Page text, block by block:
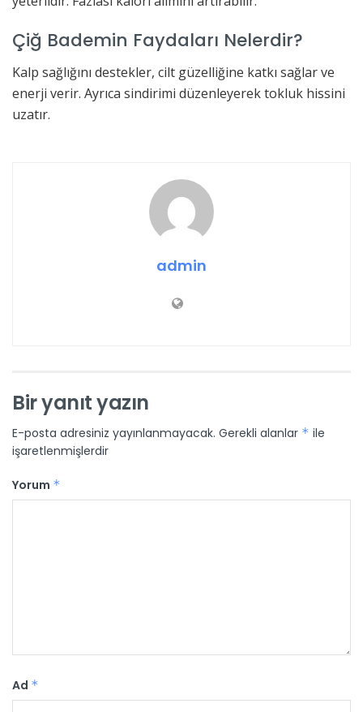
Çiğ Bademin Faydaları Nelerdir?
Kalp sağlığını destekler, cilt güzelliğine katkı sağlar ve
enerji verir. Ayrıca sindirimi düzenleyerek tokluk hissini
uzatır.
admin
Bir yanıt yazın
E-posta adresiniz yayınlanmayacak. Gerekli alanlar * ile
işaretlenmişlerdir
Yorum *
Ad *